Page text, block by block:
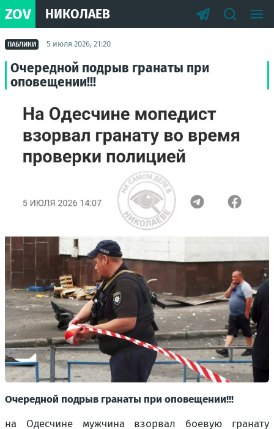
ZOV НИКОЛАЕВ
ПАБЛИКИ 5 июля 2026, 21:20
Очередной подрыв гранаты при
оповещении!!!
Очередной подрыв гранаты при оповещении!!!
на Одесчине мужчина взорвал боевую гранату